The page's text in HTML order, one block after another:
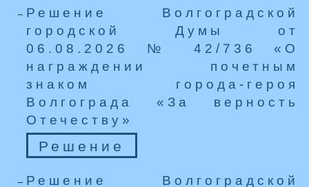
Решение Волгоградской
городской Думы от
06.08.2026 № 42/736 «О
награждении почетным
знаком города-героя
Волгограда «За верность
Отечеству»
Решение
Решение Волгоградской